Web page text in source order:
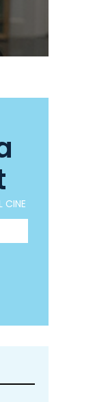
CINE